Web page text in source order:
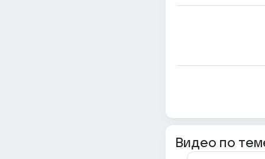
Видео по